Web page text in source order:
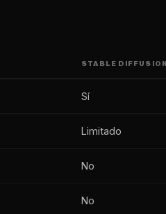
STABLE DIFFUSION
Sí
Limitado
No
No